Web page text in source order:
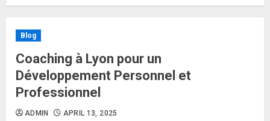
Blog
Coaching à Lyon pour un
Développement Personnel et
Professionnel
ADMIN APRIL 13, 2025